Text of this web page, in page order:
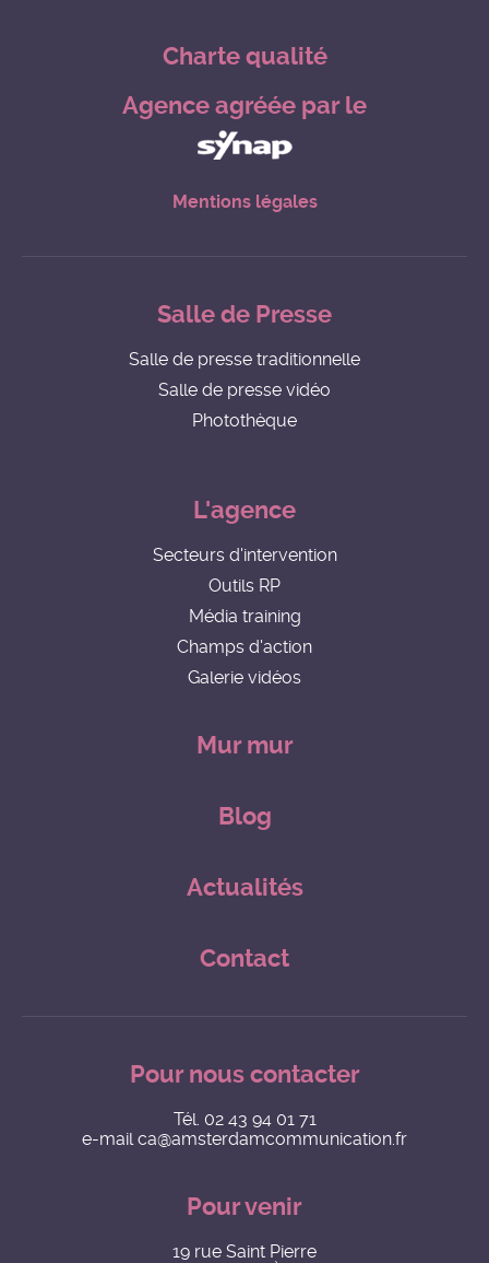
Charte qualité
Agence agréée par le
Mentions légales
Salle de Presse
Salle de presse traditionnelle
Salle de presse vidéo
Photothèque
L'agence
Secteurs d'intervention
Outils RP
Média training
Champs d'action
Galerie vidéos
Mur mur
Blog
Actualités
Contact
Pour nous contacter
Tél. 02 43 94 01 71
e-mailca@amsterdamcommunication.fr
Pour venir
19 rue Saint Pierre